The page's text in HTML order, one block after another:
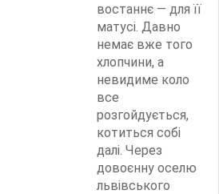
востаннє — для її
матусі. Давно
немає вже того
хлопчини, а
невидиме коло
все
розгойдується,
котиться собі
далі. Через
довоєнну оселю
львівського